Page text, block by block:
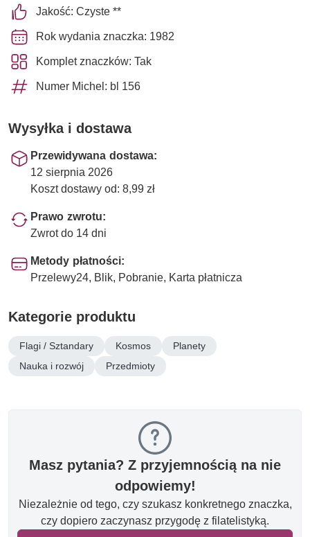
Jakość: Czyste **
Rok wydania znaczka: 1982
Komplet znaczków: Tak
Numer Michel: bl 156
Wysyłka i dostawa
Przewidywana dostawa:
12 sierpnia 2026
Koszt dostawy od: 8,99 zł
Prawo zwrotu:
Zwrot do 14 dni
Metody płatności:
Przelewy24, Blik, Pobranie, Karta płatnicza
Kategorie produktu
Flagi / Sztandary Kosmos
Planety
Nauka i rozwój
Przedmioty
Masz pytania? Z przyjemnością na nie
odpowiemy!
Niezależnie od tego, czy szukasz konkretnego znaczka,
czy dopiero zaczynasz przygodę z filatelistyką.